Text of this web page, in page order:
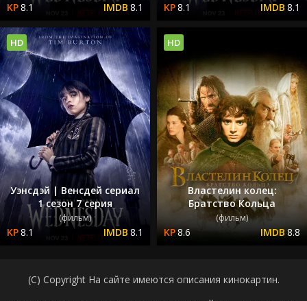
8.1 8.1 8.1 8.1
Уэнсдэй | Венсдей сериал
1 сезон 7 серия
(фильм)
8.1 8.1
HD
Властелин колец:
Братство Кольца
(фильм)
8.6 8.8
HD
(C) Copyright На сайте имеются описания кинокартин.